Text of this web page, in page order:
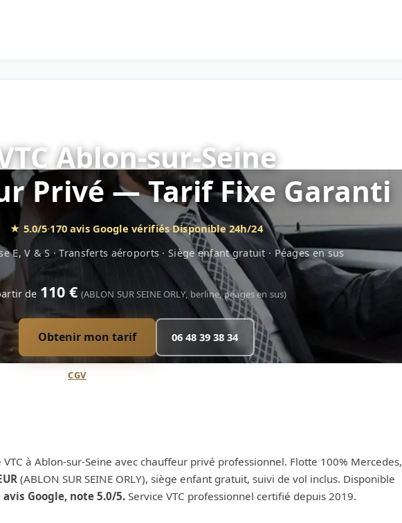
Ablon-sur-Seine
Privé — Tarif Fixe Garanti
★ 5.0/5·170 avis Google vérifiés·Disponible 24h/24
E, V & S · Transferts aéroports · Siège enfant gratuit · Péages en sus
de 110 € (ABLON SUR SEINE ORLY, berline, péages en sus)
Obtenir mon tarif 06 48 39 38 34
flexible (CGV) · Paiement sécurisé · Confirmation immédiate
à Ablon-sur-Seine avec chauffeur privé professionnel. Flotte 100% Mercedes,
(ABLON SUR SEINE ORLY), siège enfant gratuit, suivi de vol inclus. Disponible
avis Google, note 5.0/5. Service VTC professionnel certifié depuis 2019.